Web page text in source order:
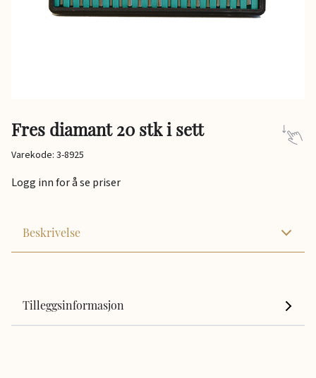
Fres diamant 20 stk i sett
Varekode: 3-8925
Logg inn for å se priser
Beskrivelse
Tilleggsinformasjon